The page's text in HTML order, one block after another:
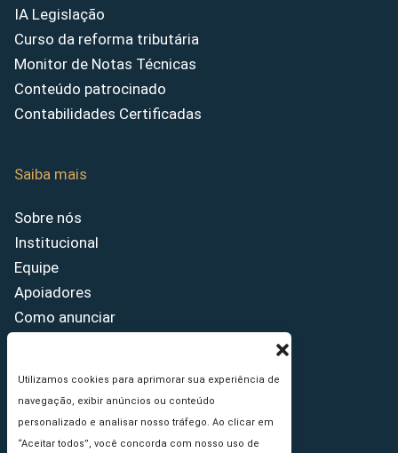
Utilizamos cookies para aprimorar sua experiência de
navegação, exibir anúncios ou conteúdo
personalizado e analisar nosso tráfego. Ao clicar em
“Aceitar todos”, você concorda com nosso uso de
IA Legislação
Curso da reforma tributária
Monitor de Notas Técnicas
Conteúdo patrocinado
Contabilidades Certificadas
Saiba mais
Sobre nós
Institucional
Equipe
Apoiadores
Como anunciar
Princípios Editoriais